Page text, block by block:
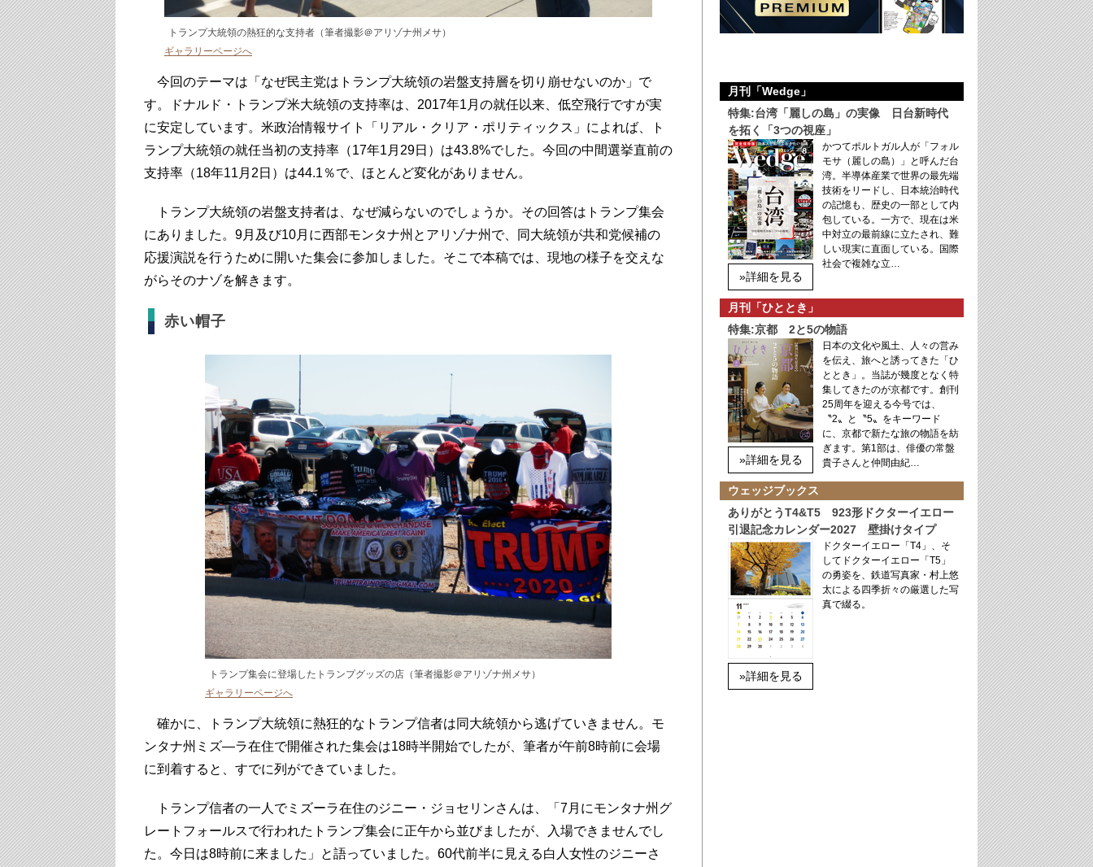
トランプ大統領の熱狂的な支持者（筆者撮影＠アリゾナ州メサ）
ギャラリーページへ
今回のテーマは「なぜ民主党はトランプ大統領の岩盤支持層を切り崩せないのか」で
す。ドナルド・トランプ米大統領の支持率は、2017年1月の就任以来、低空飛行ですが実
に安定しています。米政治情報サイト「リアル・クリア・ポリティックス」によれば、ト
ランプ大統領の就任当初の支持率（17年1月29日）は43.8%でした。今回の中間選挙直前の
支持率（18年11月2日）は44.1％で、ほとんど変化がありません。
トランプ大統領の岩盤支持者は、なぜ減らないのでしょうか。その回答はトランプ集会
にありました。9月及び10月に西部モンタナ州とアリゾナ州で、同大統領が共和党候補の
応援演説を行うために開いた集会に参加しました。そこで本稿では、現地の様子を交えな
がらそのナゾを解きます。
赤い帽子
トランプ集会に登場したトランプグッズの店（筆者撮影＠アリゾナ州メサ）
ギャラリーページへ
確かに、トランプ大統領に熱狂的なトランプ信者は同大統領から逃げていきません。モ
ンタナ州ミズ―ラ在住で開催された集会は18時半開始でしたが、筆者が午前8時前に会場
に到着すると、すでに列ができていました。
トランプ信者の一人でミズーラ在住のジニー・ジョセリンさんは、「7月にモンタナ州グ
レートフォールスで行われたトランプ集会に正午から並びましたが、入場できませんでし
た。今日は8時前に来ました」と語っていました。60代前半に見える白人女性のジニーさ
月刊「Wedge」
特集:台湾「麗しの島」の実像 日台新時代
を拓く「3つの視座」
»詳細を見る
かつてポルトガル人が「フォル
モサ（麗しの島）」と呼んだ台
湾。半導体産業で世界の最先端
技術をリードし、日本統治時代
の記憶も、歴史の一部として内
包している。一方で、現在は米
中対立の最前線に立たされ、難
しい現実に直面している。国際
社会で複雑な立…
月刊「ひととき」
特集:京都 2と5の物語
»詳細を見る
日本の文化や風土、人々の営み
を伝え、旅へと誘ってきた「ひ
ととき」。当誌が幾度となく特
集してきたのが京都です。創刊
25周年を迎える今号では、
〝2〟と〝5〟をキーワード
に、京都で新たな旅の物語を紡
ぎます。第1部は、俳優の常盤
貴子さんと仲間由紀…
ウェッジブックス
ありがとうT4&T5 923形ドクターイエロー
引退記念カレンダー2027 壁掛けタイプ
»詳細を見る
ドクターイエロー「T4」、そ
してドクターイエロー「T5」
の勇姿を、鉄道写真家・村上悠
太による四季折々の厳選した写
真で綴る。